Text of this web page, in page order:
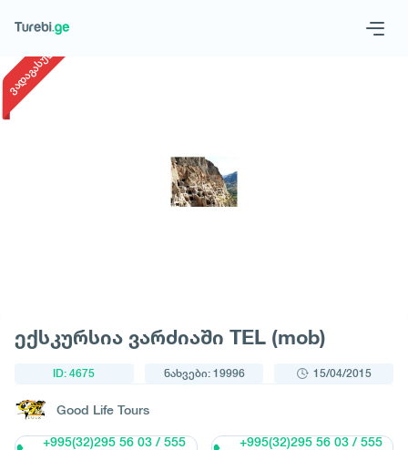
მოითხოვე ტური
ვადაგასული
ექსკურსია ვარძიაში TEL (mob)
ID: 4675 ნახვები: 19996 15/04/2015
Good Life Tours
+995(32)295 56 03 / 555
+995(32)295 56 03 / 555